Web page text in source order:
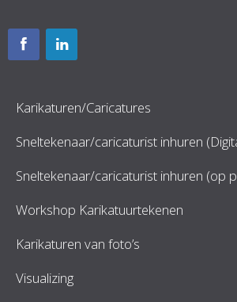
Karikaturen/Caricatures
Sneltekenaar/caricaturist inhuren
Sneltekenaar/caricaturist inhuren (op
Workshop Karikatuurtekenen
Karikaturen van foto’s
Visualizing